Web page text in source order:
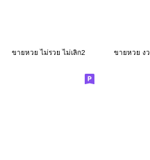
ขายหวย ไม่รวย ไม่เลิก2 ขายหวย ง